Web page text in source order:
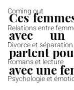
Coming out
Relations entre
Divorce et séparation
Romans et lecture
Psychologie et
Ces
avec un
partent
avec une